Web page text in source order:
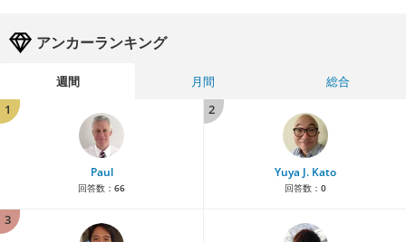
アンカーランキング
週間 月間
総合
1
Paul
回答数： 66
2
Yuya J. Kato
回答数： 0
3